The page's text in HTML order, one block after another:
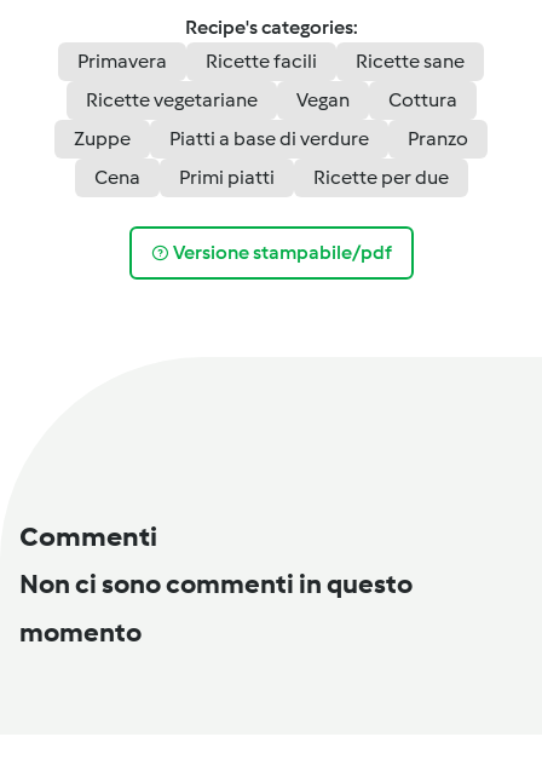
Recipe's categories:
Primavera
Ricette facili
Ricette sane
Ricette vegetariane
Vegan
Cottura
Zuppe
Piatti a base di verdure
Pranzo
Cena
Primi piatti Ricette per due
Versione stampabile/pdf
Commenti
Non ci sono commenti in questo
momento